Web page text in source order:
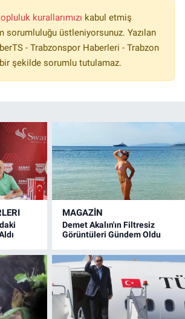
kurallarımızı kabul etmiş
sorumluluğu üstleniyorsunuz. Yazılan
- Trabzonspor Haberleri - Trabzon
şekilde sorumlu tutulamaz.
MAGAZİN
Demet Akalın'ın Filtresiz
Görüntüleri Gündem Oldu